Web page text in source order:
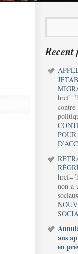
Recent
non-
ans
en